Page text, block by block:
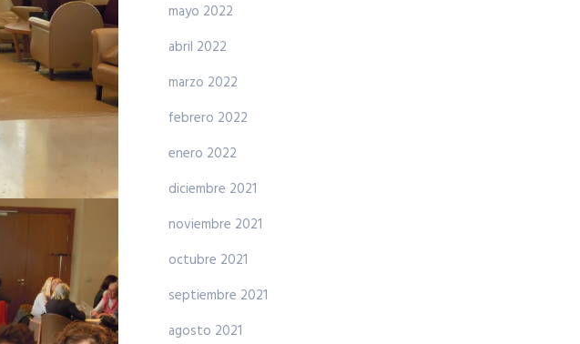
mayo 2022
abril 2022
marzo 2022
febrero 2022
enero 2022
diciembre 2021
noviembre 2021
octubre 2021
septiembre 2021
agosto 2021